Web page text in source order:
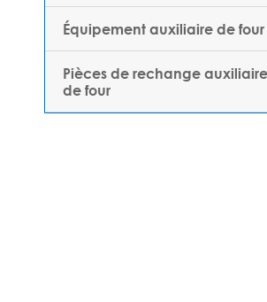
Équipement auxiliaire de four
Pièces de rechange
de four